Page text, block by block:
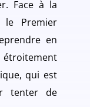
Face à la
Premier
en
qui est
tenter de